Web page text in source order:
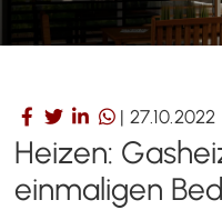
| 27.10.2022
Heizen:
einmaligen